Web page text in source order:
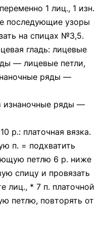
1 лиц., 1 изн.
последующие узоры
на спицах №3,5.
гладь: лицевые
— лицевые петли,
ряды —
изнаночные ряды —
р.: платочная вязка.
п. = подхватить
петлю 6 р. ниже
спицу и провязать
лиц., * 7 п. платочной
петлю, повторять от